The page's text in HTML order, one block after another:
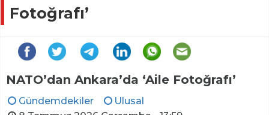
Fotoğrafı’
NATO’dan Ankara’da ‘Aile Fotoğrafı’
Gündemdekiler
Ulusal